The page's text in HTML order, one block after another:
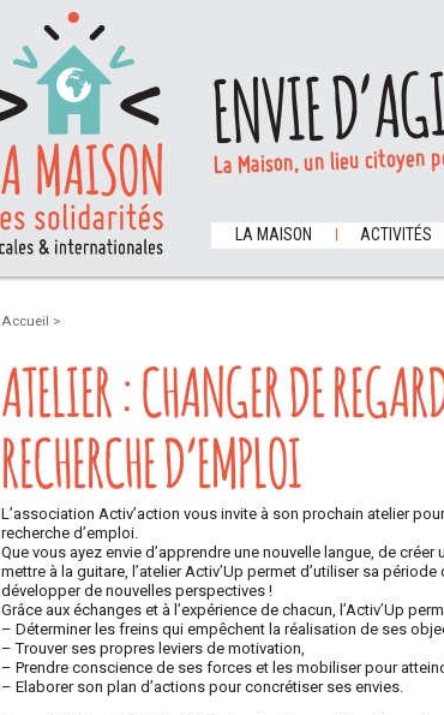
ENVIE
La Maison, un lieu
LA MAISON ACTIVITÉS
Accueil >
ATELIER : CHANGER DE
RECHERCHE D’EMPLOI
L’association Activ’action vous invite à son prochain atelier
recherche d’emploi.
Que vous ayez envie d’apprendre une nouvelle langue, de
mettre à la guitare, l’atelier Activ’Up permet d’utiliser sa
développer de nouvelles perspectives !
Grâce aux échanges et à l’expérience de chacun, l’Activ’Up
– Déterminer les freins qui empêchent la réalisation de ses
– Trouver ses propres leviers de motivation,
– Prendre conscience de ses forces et les mobiliser pour
– Elaborer son plan d’actions pour concrétiser ses envies.